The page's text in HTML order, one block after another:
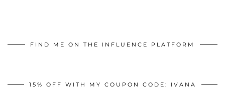
FIND ME ON THE INFLUENCE PLATFORM
15% OFF WITH MY COUPON CODE: IVANA